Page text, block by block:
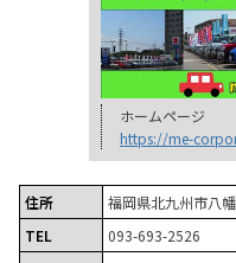
ホームページ
https://me-
住所
福岡県北九州市八
TEL
093-693-2526